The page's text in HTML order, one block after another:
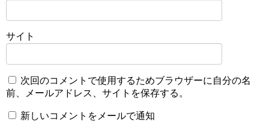
サイト
次回のコメントで使用するためブラウザーに自分の名
前、メールアドレス、サイトを保存する。
新しいコメントをメールで通知